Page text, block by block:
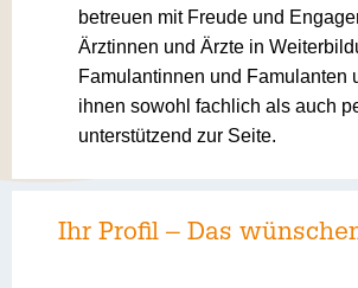
betreuen mit Freude und
Ärztinnen und Ärzte in
Famulantinnen und Famulanten
ihnen sowohl fachlich als auch
unterstützend zur Seite.
Ihr Profil – Das